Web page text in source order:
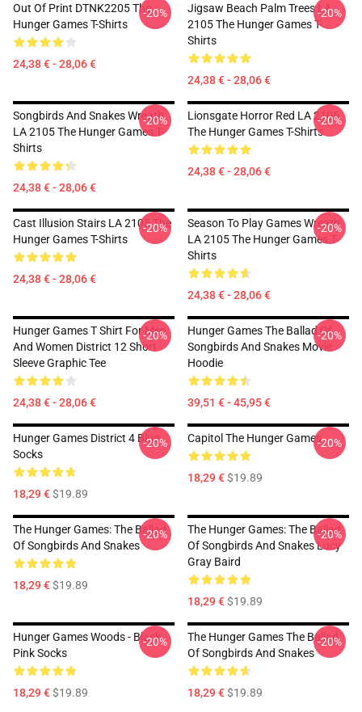
Out Of Print DTNK2205 The
Hunger Games T-Shirts
24,38 € - 28,06 €
-20%
Jigsaw Beach Palm Trees LA
2105 The Hunger Games T-
Shirts
24,38 € - 28,06 €
-20%
Songbirds And Snakes Wreath
LA 2105 The Hunger Games T-
Shirts
24,38 € - 28,06 €
-20%
Lionsgate Horror Red LA 2105
The Hunger Games T-Shirts
24,38 € - 28,06 €
-20%
Cast Illusion Stairs LA 2105 The
Hunger Games T-Shirts
24,38 € - 28,06 €
-20%
Season To Play Games Wreath
LA 2105 The Hunger Games T-
Shirts
24,38 € - 28,06 €
-20%
Hunger Games T Shirt For Men
And Women District 12 Short
Sleeve Graphic Tee
24,38 € - 28,06 €
-20%
Hunger Games The Ballad Of
Songbirds And Snakes Movie
Hoodie
39,51 € - 45,95 €
-20%
Hunger Games District 4 Blue
Socks
18,29 €$19.89
-20% Capitol The Hunger Games
18,29 €$19.89
-20%
The Hunger Games: The Ballad
Of Songbirds And Snakes
18,29 €$19.89
-20%
The Hunger Games: The Ballad
Of Songbirds And Snakes Lucy
Gray Baird
18,29 €$19.89
-20%
Hunger Games Woods - Black
Pink Socks
18,29 €$19.89
-20%
The Hunger Games The Ballad
Of Songbirds And Snakes
18,29 €$19.89
-20%